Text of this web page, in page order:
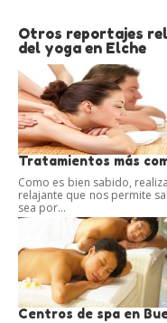
Otros reportajes
del yoga en Elche
Tratamientos más
Como es bien sabido,
relajante que nos permite
sea por...
Centros de spa en